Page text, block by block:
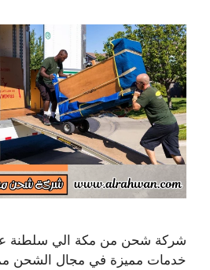
شركة شحن من مكة الي سلطنة
خدمات مميزة في مجال الشحن